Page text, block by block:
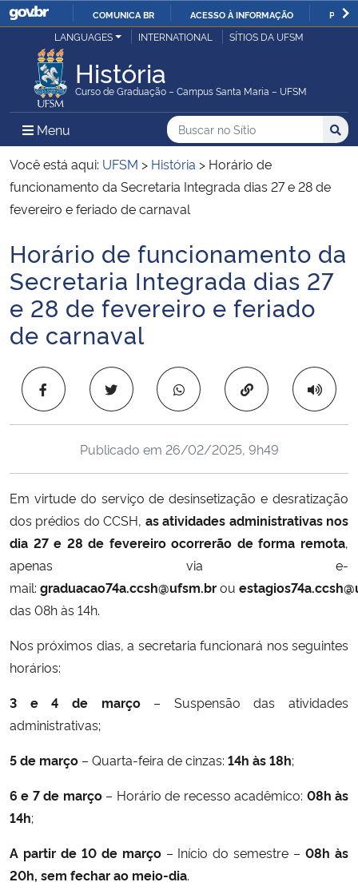
IR
COMUNICA BR ACESSO À INFORMAÇÃO
Ministério da Justiça e Segurança Pública
Ministério da Defesa
Ministério das Relações Exteriores
Ministério da Economia
Ministério da Infraestrutura
Ministério da Agricultura, Pecuária e Abastecimento
Ministério da Educação
Ministério da Cidadania
Ministério da Saúde
Ministério de Minas e Energia
Ministério da Ciência, Tecnologia, Inovações e Comunicações
Ministério do Meio Ambiente
Ministério do Turismo
Controladoria-Geral da União
Ministério da Mulher, da Família e dos Direitos Humanos
Secretaria de Governo
Advocacia-Geral da União
LANGUAGES INTERNATIONAL SÍTIOS DA UFSM
História
Curso de Graduação – Campus Santa Maria – UFSM
Menu Menu Principal do Sítio
Busca
Buscar no no Sítio
Busca:
Você está aqui: UFSM > História > Horário de
funcionamento da Secretaria Integrada dias 27 e 28 de
fevereiro e feriado de carnaval
Início do conteúdo
Horário de funcionamento da
Secretaria Integrada dias 27
e 28 de fevereiro e feriado
de carnaval
Copiar para área
Publicado em 26/02/2025, 9h49
Em virtude do serviço de desinsetização e desratização
dos prédios do CCSH, as atividades administrativas nos
dia 27 e 28 de fevereiro ocorrerão de forma remota,
apenas via e-
mail: graduacao74a.ccsh@ufsm.brou
das 08h às 14h.
Nos próximos dias, a secretaria funcionará nos seguintes
horários:
3 e 4 de março– Suspensão das atividades
administrativas;
5 de março – Quarta-feira de cinzas: 14h às 18h;
6 e 7 de março– Horário de recesso acadêmico: 08h às
14h;
A partir de 10 de março– Início do semestre –08h às
20h, sem fechar ao meio-dia.